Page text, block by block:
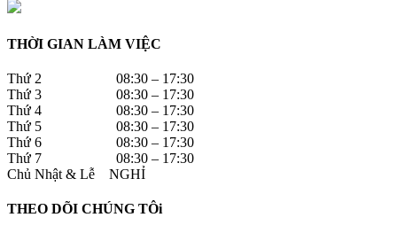
THỜI GIAN LÀM VIỆC
Thứ 2 08:30 – 17:30
Thứ 3 08:30 – 17:30
Thứ 4 08:30 – 17:30
Thứ 5 08:30 – 17:30
Thứ 6 08:30 – 17:30
Thứ 7 08:30 – 17:30
Chủ Nhật & Lễ NGHỈ
THEO DÕI CHÚNG TÔi